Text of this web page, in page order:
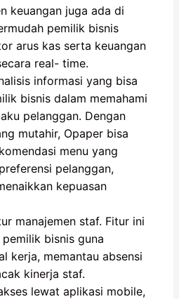
keuangan juga ada di
pemilik bisnis
arus kas serta keuangan
real- time.
informasi yang bisa
bisnis dalam memahami
pelanggan. Dengan
mutahir, Opaper bisa
menu yang
pelanggan,
kepuasan
manajemen staf. Fitur ini
bisnis guna
kerja, memantau absensi
kinerja staf.
lewat aplikasi mobile,